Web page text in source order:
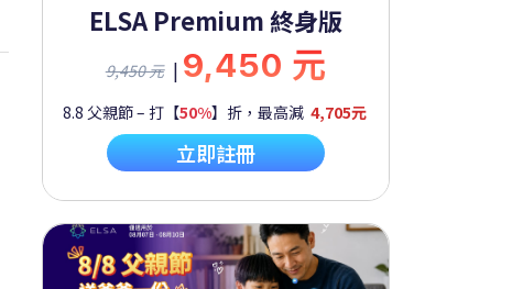
ELSA Premium 終身版
9,450 元 | 9,450 元
8.8 父親節 – 打【50%】折，最高減 4,705元
立即註冊